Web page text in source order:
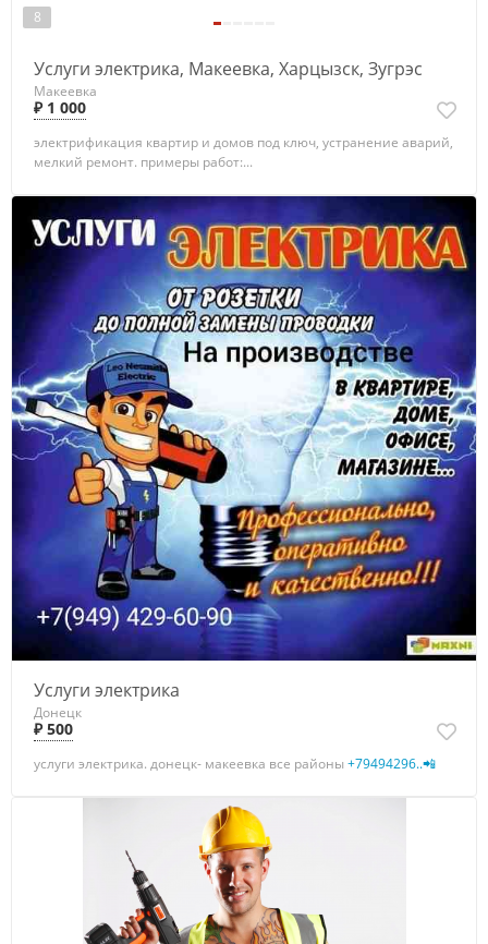
8
Услуги электрика, Макеевка, Харцызск, Зугрэс
Макеевка
₽ 1 000
электрификация квартир и домов под ключ, устранение аварий,
мелкий ремонт. примеры работ:...
Услуги электрика
Донецк
₽ 500
услуги электрика. донецк- макеевка все районы +79494296..📲